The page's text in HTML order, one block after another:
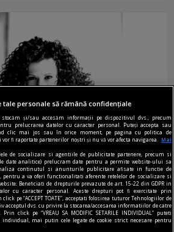
istorie și din prezent
istoria continuă.
tale personale să rămână confidențiale
stocăm și/sau accesăm informații pe dispozitivul dvs., precum
prelucrarea datelor cu caracter personal. Puteți accepta sau
clic mai jos sau în orice moment, pe pagina cu politica de
vor fi raportate partenerilor noștri și nu vă vor afecta navigarea.
Mai
de socializare si agentiile de publicitate partenere, precum si
date analitice) prelucram date pentru a permite website-ului sa
continutul si anunturile publicitare afisate in functie de
a va oferi functionalitati aferente retelelor de socializare si
Beneficiati de drepturile prevazute de art. 15-22 din GDPR in
cu caracter personal. Aceste drepturi pot fi exercitate prin
click pe “ACCEPT TOATE”, acceptati folosirea tuturor Tehnologiilor de
acceptul dvs. cu privire la stocarea/accesarea informatiilor de catre
click pe “VREAU SA MODIFIC SETARILE INDIVIDUAL” puteti
mai putin cele legate de cookie strict necesare pentru